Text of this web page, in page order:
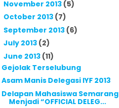
November 2013 (5)
October 2013 (7)
September 2013 (6)
July 2013 (2)
June 2013 (11)
Gejolak Terselubung
Asam Manis Delegasi IYF 2013
Delapan Mahasiswa Semarang
Menjadi “OFFICIAL DELEG...